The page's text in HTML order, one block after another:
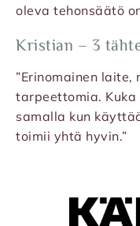
oleva tehonsäätö
Kristian – 3
”Erinomainen
tarpeettomia.
samalla kun
toimii yhtä hyvin.”